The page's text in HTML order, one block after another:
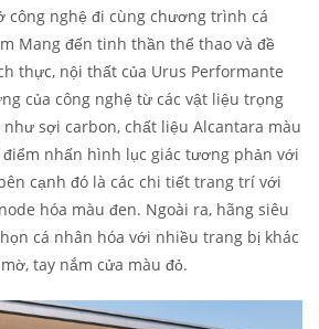
công nghệ đi cùng chương trình cá
Mang đến tinh thần thể thao và đề
thực, nội thất của Urus Performante
của công nghệ từ các vật liệu trọng
sợi carbon, chất liệu Alcantara màu
nhấn hình lục giác tương phản với
cạnh đó là các chi tiết trang trí với
hóa màu đen. Ngoài ra, hãng siêu
cá nhân hóa với nhiều trang bị khác
tay nắm cửa màu đỏ.